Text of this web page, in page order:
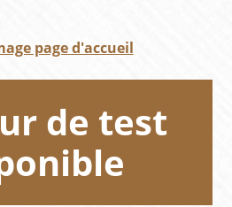
page d'accueil
de test